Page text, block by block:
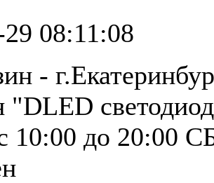
08:11:08
-
"DLED
до 20:00